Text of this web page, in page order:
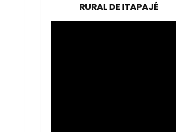
RURAL DE ITAPAJÉ